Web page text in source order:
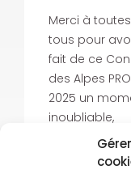
Merci à
tous pour
fait de ce
des Alpes
2025 un
inoubliable,
collectif et
vers l’avenir.